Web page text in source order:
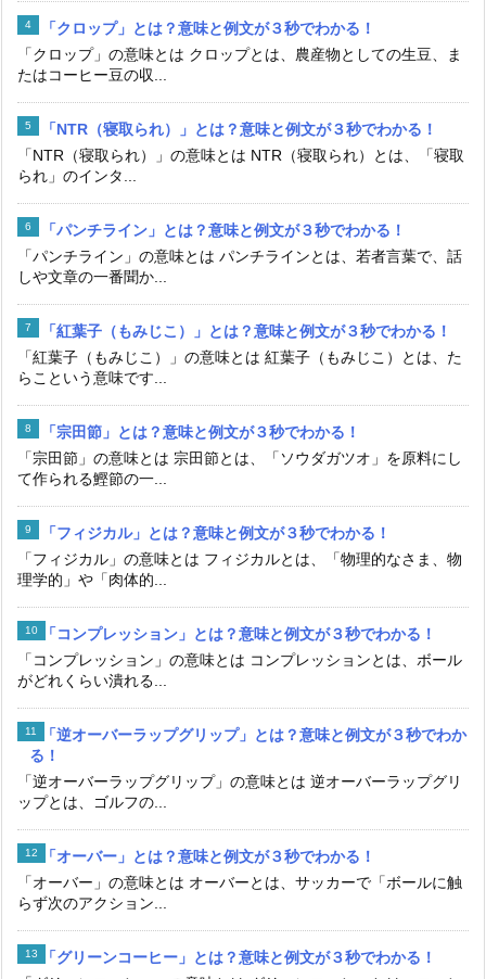
「クロップ」とは？意味と例文が３秒でわかる！
「クロップ」の意味とは クロップとは、農産物としての生豆、ま
たはコーヒー豆の収...
「NTR（寝取られ）」とは？意味と例文が３秒でわかる！
「NTR（寝取られ）」の意味とは NTR（寝取られ）とは、「寝取
られ」のインタ...
「パンチライン」とは？意味と例文が３秒でわかる！
「パンチライン」の意味とは パンチラインとは、若者言葉で、話
しや文章の一番聞か...
「紅葉子（もみじこ）」とは？意味と例文が３秒でわかる！
「紅葉子（もみじこ）」の意味とは 紅葉子（もみじこ）とは、た
らこという意味です...
「宗田節」とは？意味と例文が３秒でわかる！
「宗田節」の意味とは 宗田節とは、「ソウダガツオ」を原料にし
て作られる鰹節の一...
「フィジカル」とは？意味と例文が３秒でわかる！
「フィジカル」の意味とは フィジカルとは、「物理的なさま、物
理学的」や「肉体的...
「コンプレッション」とは？意味と例文が３秒でわかる！
「コンプレッション」の意味とは コンプレッションとは、ボール
がどれくらい潰れる...
「逆オーバーラップグリップ」とは？意味と例文が３秒でわか
る！
「逆オーバーラップグリップ」の意味とは 逆オーバーラップグリ
ップとは、ゴルフの...
「オーバー」とは？意味と例文が３秒でわかる！
「オーバー」の意味とは オーバーとは、サッカーで「ボールに触
らず次のアクション...
「グリーンコーヒー」とは？意味と例文が３秒でわかる！